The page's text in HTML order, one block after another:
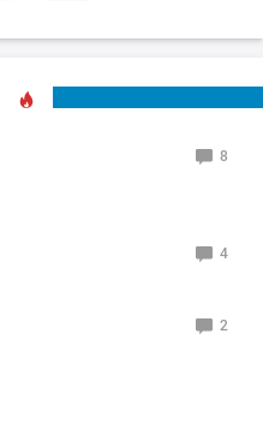
8
4
2